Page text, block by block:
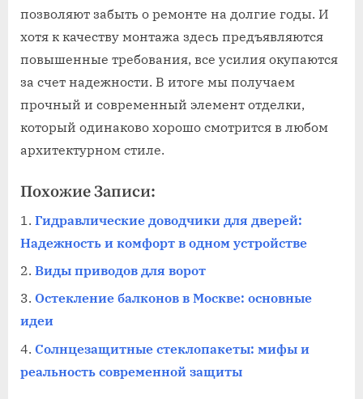
позволяют забыть о ремонте на долгие годы. И
хотя к качеству монтажа здесь предъявляются
повышенные требования, все усилия окупаются
за счет надежности. В итоге мы получаем
прочный и современный элемент отделки,
который одинаково хорошо смотрится в любом
архитектурном стиле.
Похожие Записи:
Гидравлические доводчики для дверей:
Надежность и комфорт в одном устройстве
Виды приводов для ворот
Остекление балконов в Москве: основные
идеи
Солнцезащитные стеклопакеты: мифы и
реальность современной защиты